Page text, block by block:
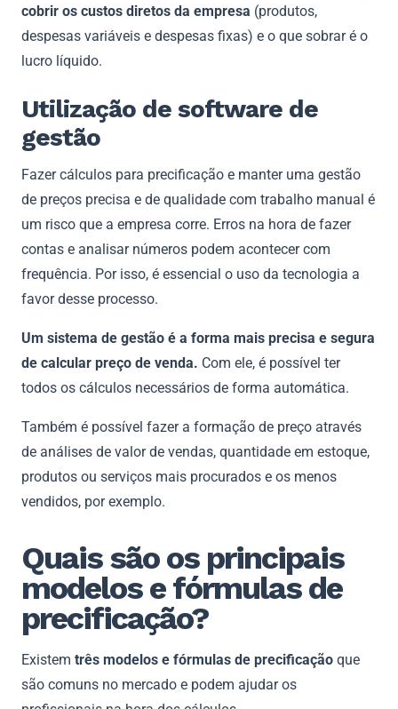
cobrir os custos diretos da empresa (produtos,
despesas variáveis e despesas fixas) e o que sobrar é o
lucro líquido.
Utilização de software de
gestão
Fazer cálculos para precificação e manter uma gestão
de preços precisa e de qualidade com trabalho manual é
um risco que a empresa corre. Erros na hora de fazer
contas e analisar números podem acontecer com
frequência. Por isso, é essencial o uso da tecnologia a
favor desse processo.
Um sistema de gestão é a forma mais precisa e segura
de calcular preço de venda. Com ele, é possível ter
todos os cálculos necessários de forma automática.
Também é possível fazer a formação de preço através
de análises de valor de vendas, quantidade em estoque,
produtos ou serviços mais procurados e os menos
vendidos, por exemplo.
Quais são os principais
modelos e fórmulas de
precificação?
Existem três modelos e fórmulas de precificação que
são comuns no mercado e podem ajudar os